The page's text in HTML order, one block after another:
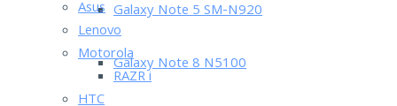
Galaxy Note 5 SM-N920
Galaxy Note 8 N5100
Asus
Lenovo
Motorola
RAZR i
HTC